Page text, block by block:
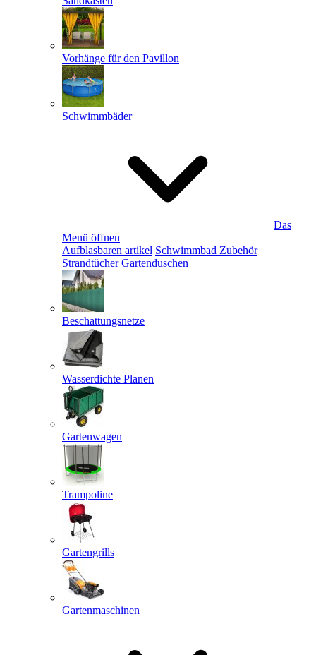
Vorhänge für den Pavillon
Schwimmbäder
Das
Menü öffnen
Aufblasbaren artikel Schwimmbad Zubehör
Strandtücher Gartenduschen
Beschattungsnetze
Wasserdichte Planen
Gartenwagen
Trampoline
Gartengrills
Gartenmaschinen